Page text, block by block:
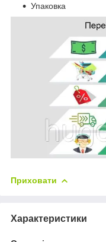
Упаковка
Приховати
Характеристики